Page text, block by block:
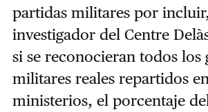
partidas militares por
investigador del Centre
si se reconocieran todos los
militares reales repartidos
ministerios, el porcentaje